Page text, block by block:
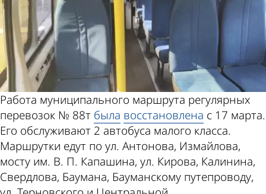
Работа муниципального маршрута регулярных
перевозок № 88т была восстановлена с 17 марта.
Его обслуживают 2 автобуса малого класса.
Маршрутки едут по ул. Антонова, Измайлова,
мосту им. В. П. Капашина, ул. Кирова, Калинина,
Свердлова, Баумана, Бауманскому путепроводу,